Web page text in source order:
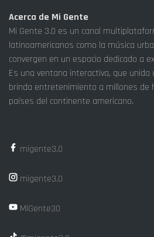
Acerca de Mi Gente
Mi Gente 3.0 es un canal
latinoamericanos como la música
convergen en un espacio dedicado a
Es una ventana interactiva, que unida
brinda entretenimiento a millones de
países del continente americano.
migente3.0
migente3.0
MiGente30